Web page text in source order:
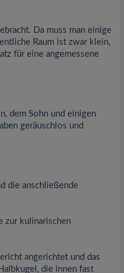
Da muss man einige
Raum ist zwar klein,
für eine angemessene
dem Sohn und einigen
geräuschlos und
die anschließende
zur kulinarischen
angerichtet und das
die innen fast